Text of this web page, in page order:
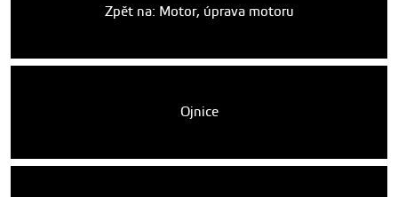
Zpět na: Motor, úprava motoru
Ojnice